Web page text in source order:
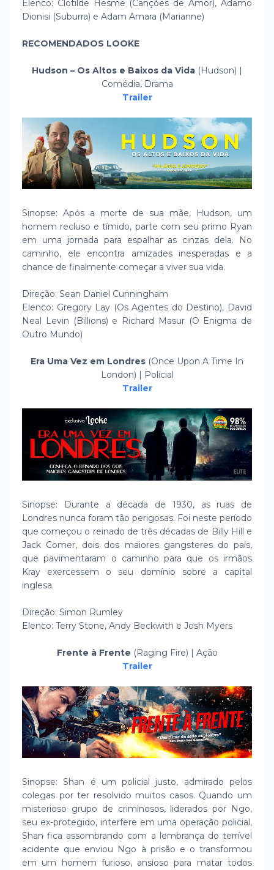
Elenco: Clotilde Hesme (Canções de Amor), Adamo
Dionisi (Suburra) e Adam Amara (Marianne)
RECOMENDADOS LOOKE
Hudson – Os Altos e Baixos da Vida (Hudson) |
Comédia, Drama
Trailer
Sinopse: Após a morte de sua mãe, Hudson, um
homem recluso e tímido, parte com seu primo Ryan
em uma jornada para espalhar as cinzas dela. No
caminho, ele encontra amizades inesperadas e a
chance de finalmente começar a viver sua vida.
Direção: Sean Daniel Cunningham
Elenco: Gregory Lay (Os Agentes do Destino), David
Neal Levin (Billions) e Richard Masur (O Enigma de
Outro Mundo)
Era Uma Vez em Londres (Once Upon A Time In
London) | Policial
Trailer
Sinopse: Durante a década de 1930, as ruas de
Londres nunca foram tão perigosas. Foi neste período
que começou o reinado de três décadas de Billy Hill e
Jack Comer, dois dos maiores gangsteres do país,
que pavimentaram o caminho para que os irmãos
Kray exercessem o seu domínio sobre a capital
inglesa.
Direção: Simon Rumley
Elenco: Terry Stone, Andy Beckwith e Josh Myers
Frente à Frente (Raging Fire) | Ação
Trailer
Sinopse: Shan é um policial justo, admirado pelos
colegas por ter resolvido muitos casos. Quando um
misterioso grupo de criminosos, liderados por Ngo,
seu ex-protegido, interfere em uma operação policial,
Shan fica assombrando com a lembrança do terrível
acidente que enviou Ngo à prisão e o transformou
em um homem furioso, ansioso para matar todos